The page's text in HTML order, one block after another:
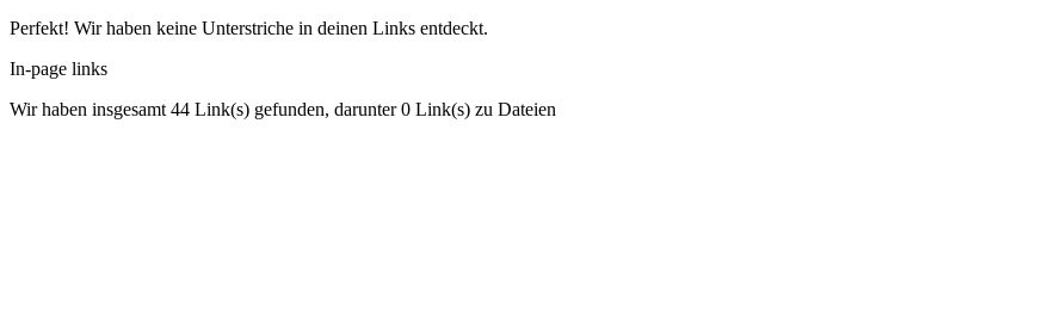
Perfekt! Wir haben keine Unterstriche in deinen Links entdeckt.
In-page links
Wir haben insgesamt 44 Link(s) gefunden, darunter 0 Link(s) zu Dateien